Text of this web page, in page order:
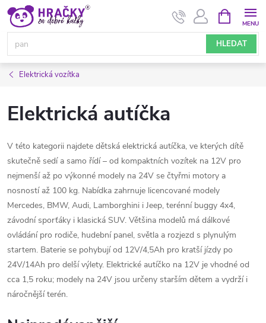
Přejít
obsah
HLEDAT
NÁKUPNÍ
KOŠÍK
Elektrická vozítka
Elektrická autíčka
V této kategorii najdete dětská elektrická autíčka, ve kterých dítě
skutečně sedí a samo řídí – od kompaktních vozítek na 12V pro
nejmenší až po výkonné modely na 24V se čtyřmi motory a
nosností až 100 kg. Nabídka zahrnuje licencované modely
Mercedes, BMW, Audi, Lamborghini i Jeep, terénní buggy 4x4,
závodní sporťáky i klasická SUV. Většina modelů má dálkové
ovládání pro rodiče, hudební panel, světla a rozjezd s plynulým
startem. Baterie se pohybují od 12V/4,5Ah pro kratší jízdy po
24V/14Ah pro delší výlety. Elektrické autíčko na 12V je vhodné od
cca 1,5 roku; modely na 24V jsou určeny starším dětem a vydrží i
náročnější terén.